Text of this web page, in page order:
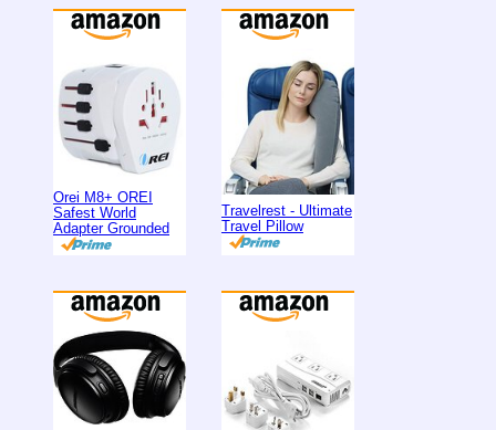
Orei M8+ OREI
Safest World
Adapter Grounded
Travelrest - Ultimate
Travel Pillow